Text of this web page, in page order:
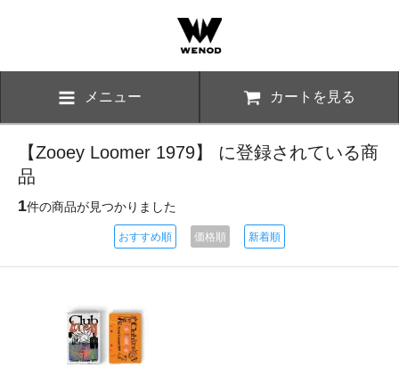
メニュー カートを見る
【Zooey Loomer 1979】 に登録されている商
品
1件の商品が見つかりました
おすすめ順 価格順 新着順